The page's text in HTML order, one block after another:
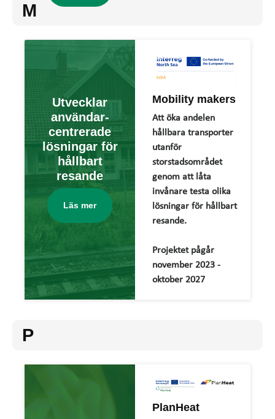
M
Utvecklar
användar-
centrerade
lösningar för
hållbart
resande
Läs mer
Mobility makers
Att öka andelen
hållbara transporter
utanför
storstadsområdet
genom att låta
invånare testa olika
lösningar för hållbart
resande.
Projektet pågår
november 2023 -
oktober 2027
P
PlanHeat